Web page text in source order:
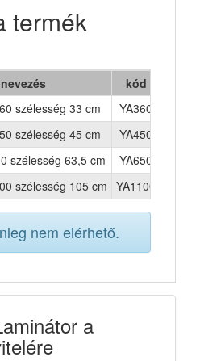
termék
kód
szélesség 33 cm
YA360
szélesség 45 cm
YA450
szélesség 63,5 cm
YA650
szélesség 105 cm
YA1100
nem elérhető.
a